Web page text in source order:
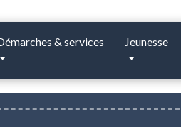
& services Jeunesse